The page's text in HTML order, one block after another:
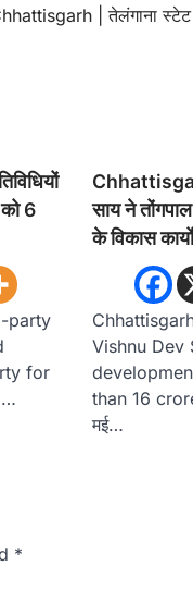
| तेलंगाना
6
party
for
साय ने
के विकास
Vishnu Dev
than 16
मई…
*